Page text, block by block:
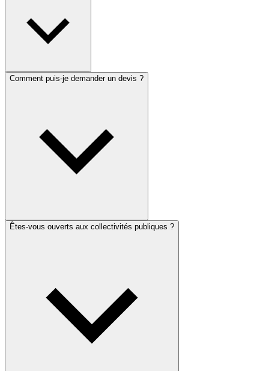
Comment puis-je demander un devis ?
Êtes-vous ouverts aux collectivités publiques ?